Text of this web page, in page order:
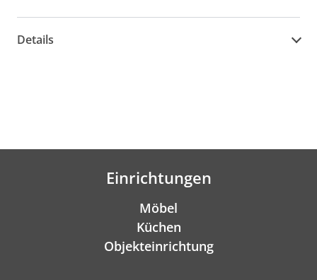
Details
Einrichtungen
Möbel
Küchen
Objekteinrichtung